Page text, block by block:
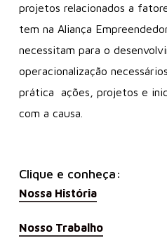
projetos relacionados a
tem na Aliança
necessitam para o
operacionalização
prática ações, projetos e
com a causa.
Clique e conheça:
Nossa História
Nosso Trabalho